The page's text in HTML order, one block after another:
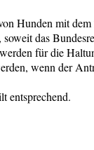
Hunden mit
das
für die
wenn der
entsprechend.